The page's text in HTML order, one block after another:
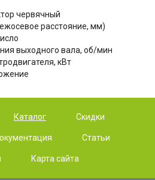
червячный
расстояние, мм)
выходного вала, об/мин
кВт
Каталог Скидки
Статьи
Карта сайта